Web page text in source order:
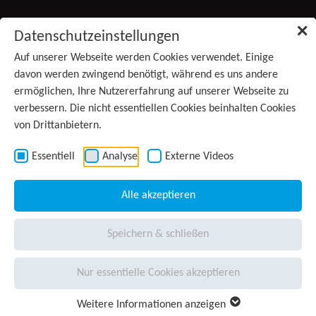
✕
Datenschutzeinstellungen
Auf unserer Webseite werden Cookies verwendet. Einige
davon werden zwingend benötigt, während es uns andere
ermöglichen, Ihre Nutzererfahrung auf unserer Webseite zu
verbessern. Die nicht essentiellen Cookies beinhalten Cookies
von Drittanbietern.
Essentiell Analyse Externe Videos
Alle akzeptieren
Speichern & schließen
Nur essentielle Cookies akzeptieren
Weitere Informationen anzeigen
Produkte
(aktiv)
Services
Unternehmen
Presse
Karriere